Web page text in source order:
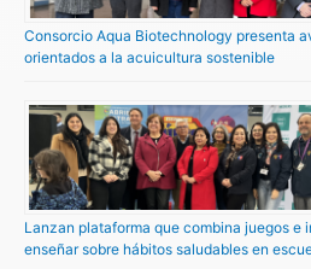
Consorcio Aqua Biotechnology presenta
orientados a la acuicultura sostenible
Lanzan plataforma que combina juegos e
enseñar sobre hábitos saludables en